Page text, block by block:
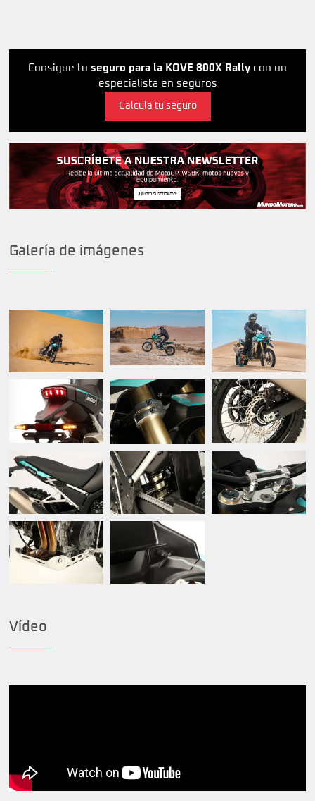
Consigue tu seguro para la KOVE 800X Rally con un
especialista en seguros
Calcula tu seguro
Galería de imágenes
Vídeo